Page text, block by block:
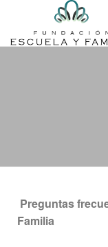
Preguntas
Familia